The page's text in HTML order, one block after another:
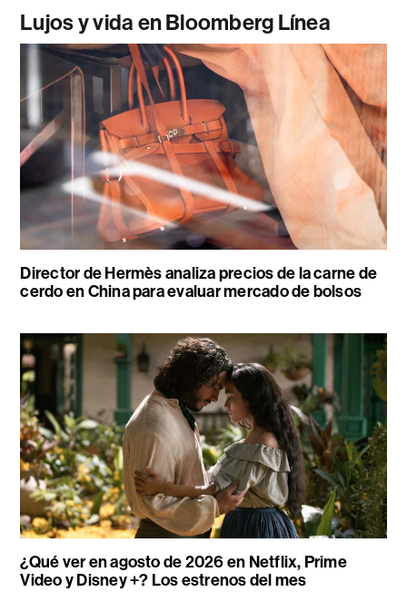
Lujos y vida en Bloomberg Línea
Director de Hermès analiza precios de la carne de
cerdo en China para evaluar mercado de bolsos
¿Qué ver en agosto de 2026 en Netflix, Prime
Video y Disney +? Los estrenos del mes